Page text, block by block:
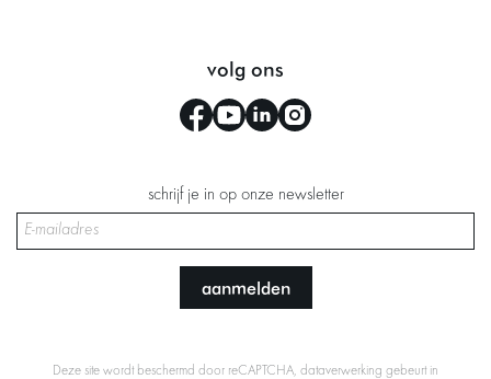
volg ons
schrijf je in op onze newsletter
aanmelden
Deze site wordt beschermd door reCAPTCHA, dataverwerking gebeurt in